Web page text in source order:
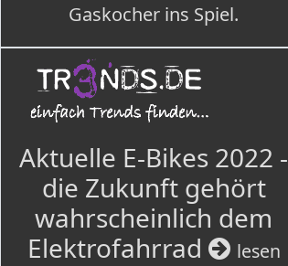
Gaskocher ins Spiel.
Aktuelle E-Bikes 2022 -
die Zukunft gehört
wahrscheinlich dem
Elektrofahrrad
lesen